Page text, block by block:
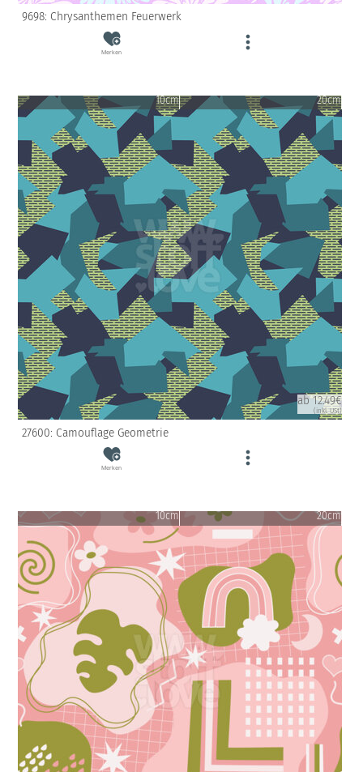
9698: Chrysanthemen Feuerwerk
Merken
10cm 20cm
ab 12.49€
(inkl. USt)
27600: Camouflage Geometrie
Merken
10cm 20cm